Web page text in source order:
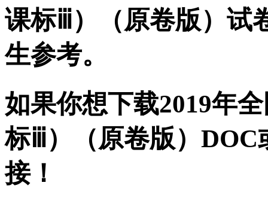
课标ⅲ）（原卷版）试
生参考。
如果你想下载2019年
标ⅲ）（原卷版）DOC
接！